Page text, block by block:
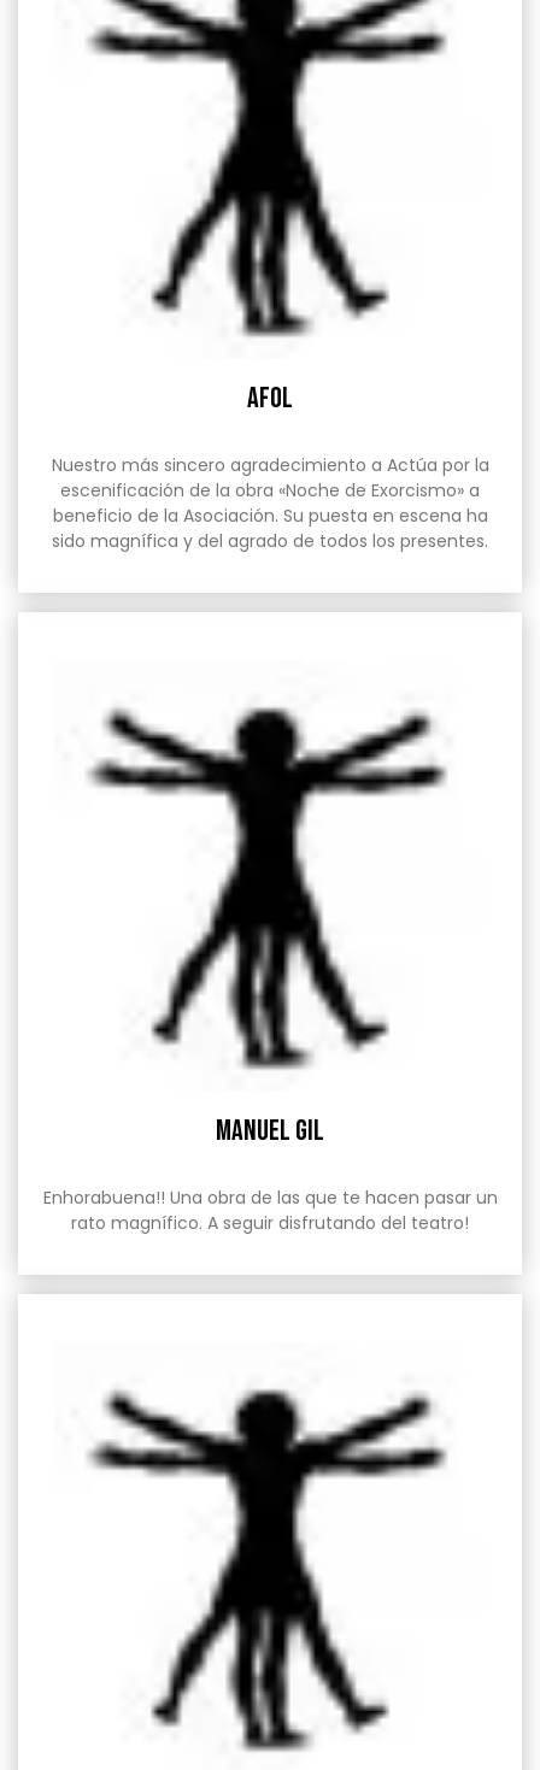
AFOL
Nuestro más sincero agradecimiento a Actúa por la
escenificación de la obra «Noche de Exorcismo» a
beneficio de la Asociación. Su puesta en escena ha
sido magnífica y del agrado de todos los presentes.
Manuel Gil
Enhorabuena!! Una obra de las que te hacen pasar un
rato magnífico. A seguir disfrutando del teatro!